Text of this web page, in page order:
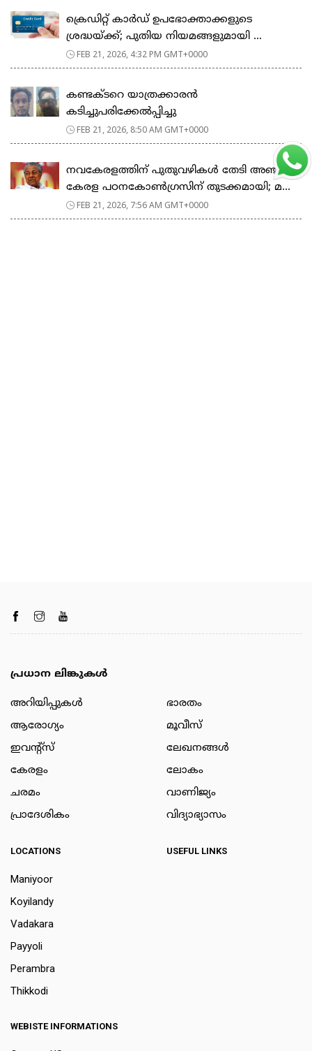
ക്രെഡിറ്റ് കാർഡ് ഉപഭോക്താക്കളുടെ
ശ്രദ്ധയ്ക്ക്; പുതിയ നിയമങ്ങളുമായി ...
FEB 21, 2026, 4:32 PM GMT+0000
കണ്ടക്ടറെ യാത്രക്കാരൻ
കടിച്ചുപരിക്കേൽപ്പിച്ചു
FEB 21, 2026, 8:50 AM GMT+0000
നവകേരളത്തിന് പുതുവഴികൾ തേടി അഞ്ചാം
കേരള പഠനകോൺഗ്രസിന് തുടക്കമായി; മ...
FEB 21, 2026, 7:56 AM GMT+0000
പ്രധാന ലിങ്കുകൾ
അറിയിപ്പുകള്‍
ആരോഗ്യം
ഇവന്റ്സ്
കേരളം
ചരമം
പ്രാദേശികം
ഭാരതം
മൂവീസ്
ലേഖനങ്ങള്‍
ലോകം
വാണിജ്യം
വിദ്യാഭ്യാസം
LOCATIONS
Maniyoor
Koyilandy
Vadakara
Payyoli
Perambra
Thikkodi
USEFUL LINKS
WEBISTE INFORMATIONS